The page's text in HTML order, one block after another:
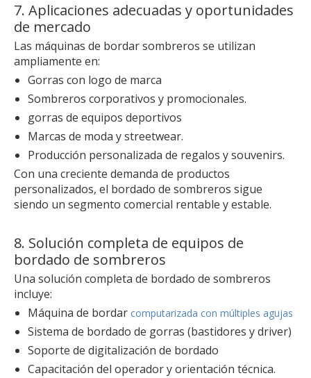
7. Aplicaciones adecuadas y oportunidades
de mercado
Las máquinas de bordar sombreros se utilizan
ampliamente en:
Gorras con logo de marca
Sombreros corporativos y promocionales.
gorras de equipos deportivos
Marcas de moda y streetwear.
Producción personalizada de regalos y souvenirs.
Con una creciente demanda de productos
personalizados, el bordado de sombreros sigue
siendo un segmento comercial rentable y estable.
8. Solución completa de equipos de
bordado de sombreros
Una solución completa de bordado de sombreros
incluye:
Máquina de bordar computarizada con múltiples agujas
Sistema de bordado de gorras (bastidores y driver)
Soporte de digitalización de bordado
Capacitación del operador y orientación técnica.